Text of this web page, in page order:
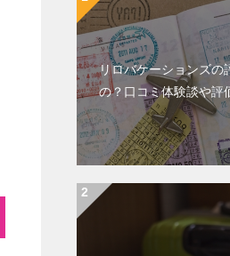
リロバケーションズの
の？口コミ体験談や評